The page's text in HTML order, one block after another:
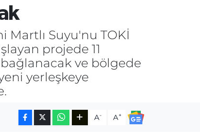
Martlı Suyu'nu TOKİ
projede 11
ve bölgede
yerleşkeye
A- A+